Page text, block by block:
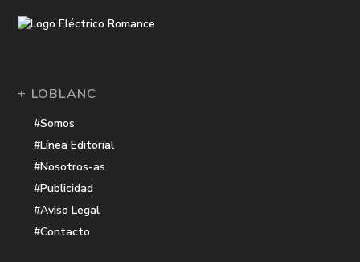
+ LOBLANC
#Somos
#Línea Editorial
#Nosotros-as
#Publicidad
#Aviso Legal
#Contacto